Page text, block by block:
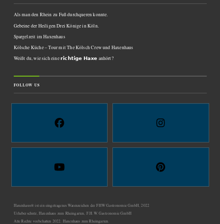
Als man den Rhein zu Fuß durchqueren konnte.
Gebeine der Heiligen Drei Könige in Köln.
Spargelzeit im Haxenhaus
Kölsche Küche – Tour mit The Kölsch Crew und Haxenhaus
Weißt du, wie sich eine 𝗿𝗶𝗰𝗵𝘁𝗶𝗴𝗲 𝗛𝗮𝘅𝗲 anhört?
FOLLOW US
Haxenhaus® ist ein eingetragenes Warenzeichen der FHW Gastronomie GmbH, 2022
Urheberschutz, Haxenhaus zum Rheingarten, F.H.W. Gastronomie GmbH
Alle Rechte vorbehalten 2022. Haxenhaus zum Rheingarten.